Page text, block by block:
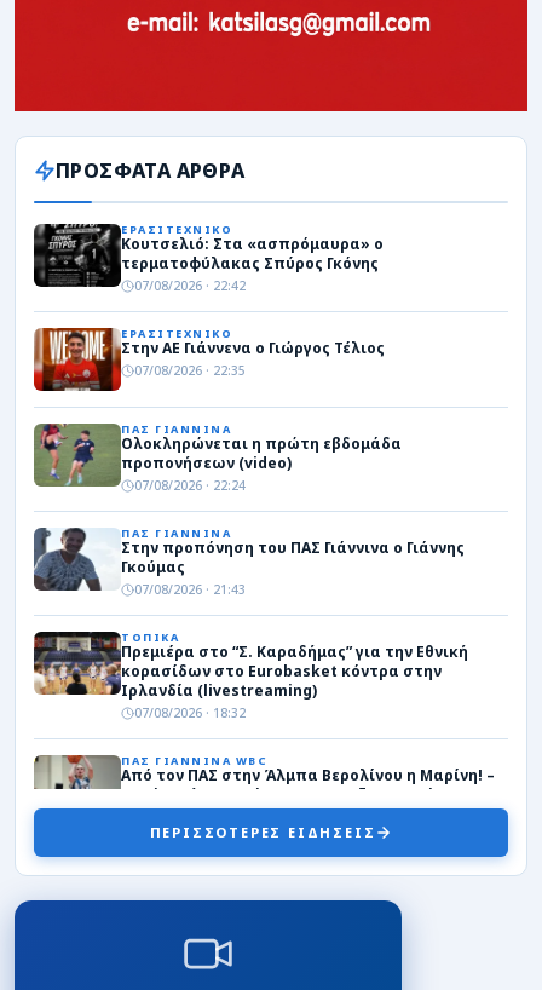
ΠΡΟΣΦΑΤΑ ΑΡΘΡΑ
ΕΡΑΣΙΤΕΧΝΙΚΟ
Κουτσελιό: Στα «ασπρόμαυρα» ο
τερματοφύλακας Σπύρος Γκόνης
07/08/2026 · 22:42
ΕΡΑΣΙΤΕΧΝΙΚΟ
Στην ΑΕ Γιάννενα ο Γιώργος Τέλιος
07/08/2026 · 22:35
ΠΑΣ ΓΙΑΝΝΙΝΑ
Ολοκληρώνεται η πρώτη εβδομάδα
προπονήσεων (video)
07/08/2026 · 22:24
ΠΑΣ ΓΙΑΝΝΙΝΑ
Στην προπόνηση του ΠΑΣ Γιάννινα ο Γιάννης
Γκούμας
07/08/2026 · 21:43
ΤΟΠΙΚΑ
Πρεμιέρα στο “Σ. Καραδήμας” για την Εθνική
κορασίδων στο Eurobasket κόντρα στην
Ιρλανδία (livestreaming)
07/08/2026 · 18:32
ΠΑΣ ΓΙΑΝΝΙΝΑ WBC
Από τον ΠΑΣ στην Άλμπα Βερολίνου η Μαρίνη! –
«Χρόνια ήταν στόχος μου το εξωτερικό»
Γ΄ ΕΘΝΙΚΗ
Το…φλερτ κατέληξε σε γάμο ανάμεσα στην
Κατσικά και τον Άγγελο Παππά
ΕΙΔΗΣΕΙΣ
ΠΕΡΙΣΣΟΤΕΡΕΣ ΕΙΔΗΣΕΙΣ